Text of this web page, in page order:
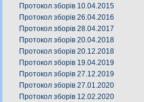
Протокол зборів 10.04.2015
Протокол зборів 26.04.2016
Протокол зборів 28.04.2017
Протокол зборів 20.04.2018
Протокол зборів 20.12.2018
Протокол зборів 19.04.2019
Протокол зборів 27.12.2019
Протокол зборів 27.01.2020
Протокол зборів 12.02.2020